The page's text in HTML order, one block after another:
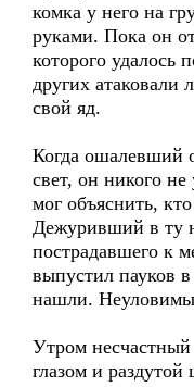
комка у него на
руками. Пока он
которого удалось
других
свой яд.
Когда ошалевший
свет, он никого
мог объяснить,
Дежуривший в ту
пострадавшего к
выпустил пауков
нашли.
Утром
глазом и раздутой